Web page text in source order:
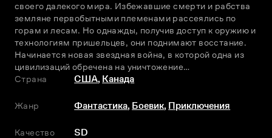
своего далекого мира. Избежавшие смерти и рабства
земляне первобытными племенами рассеялись по
горам и лесам. Но однажды, получив доступ к оружию и
технологиям пришельцев, они поднимают восстание.
Начинается новая звездная война, в которой одна из
цивилизаций обречена на уничтожение…
Страна
США, Канада
Жанр Фантастика, Боевик, Приключения
Качество SD